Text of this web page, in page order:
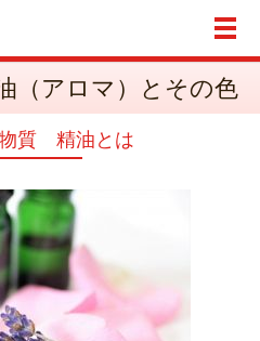
メ
（アロマ）とその色
質 精油とは